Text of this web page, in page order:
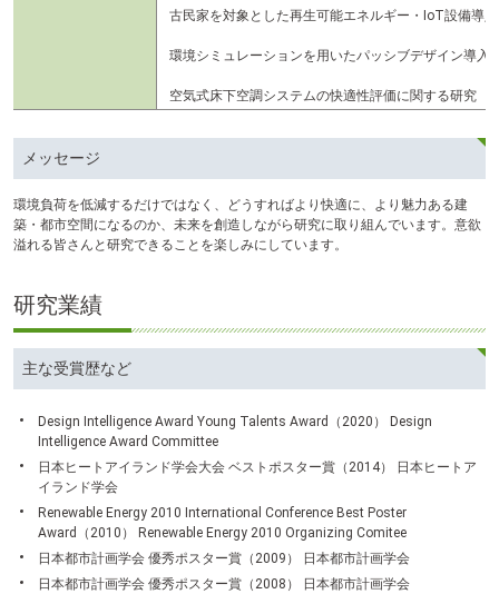
古民家を対象とした再生可能エネルギー・IoT設備導
環境シミュレーションを用いたパッシブデザイン導入
空気式床下空調システムの快適性評価に関する研究
メッセージ
環境負荷を低減するだけではなく、どうすればより快適に、より魅力ある建
築・都市空間になるのか、未来を創造しながら研究に取り組んでいます。意欲
溢れる皆さんと研究できることを楽しみにしています。
研究業績
主な受賞歴など
Design Intelligence Award Young Talents Award（2020） Design
Intelligence Award Committee
日本ヒートアイランド学会大会 ベストポスター賞（2014） 日本ヒートア
イランド学会
Renewable Energy 2010 International Conference Best Poster
Award（2010） Renewable Energy 2010 Organizing Comitee
日本都市計画学会 優秀ポスター賞（2009） 日本都市計画学会
日本都市計画学会 優秀ポスター賞（2008） 日本都市計画学会